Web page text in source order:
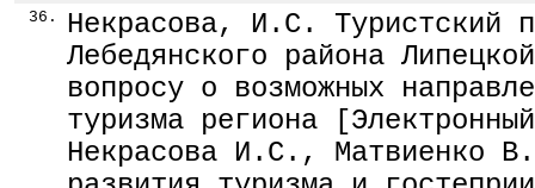
36.
Некрасова, И.С. Туристский
Лебедянского района
вопросу о возможных
туризма региона
Некрасова И.С., Матвиенко